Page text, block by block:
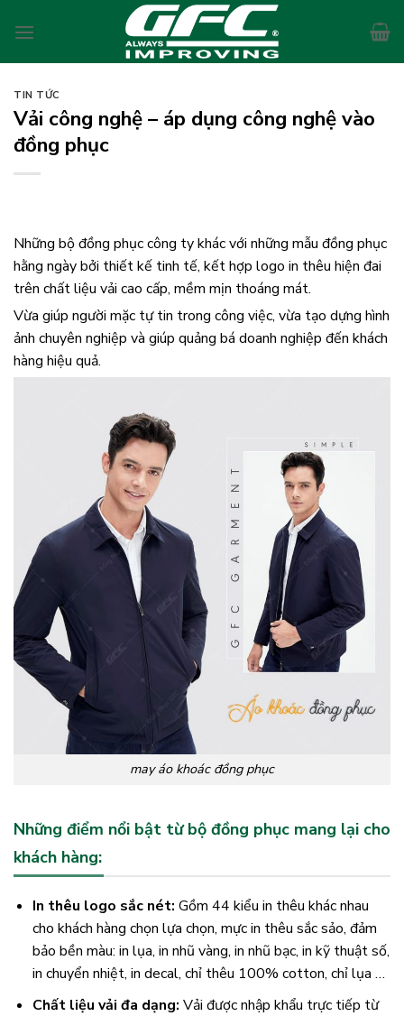
TIN TỨC
Vải công nghệ – áp dụng công nghệ vào
đồng phục
Những bộ đồng phục công ty khác với những mẫu đồng phục
hằng ngày bởi thiết kế tinh tế, kết hợp logo in thêu hiện đai
trên chất liệu vải cao cấp, mềm mịn thoáng mát.
Vừa giúp người mặc tự tin trong công việc, vừa tạo dựng hình
ảnh chuyên nghiệp và giúp quảng bá doanh nghiệp đến khách
hàng hiệu quả.
may áo khoác đồng phục
Những điểm nổi bật từ bộ đồng phục mang lại cho
khách hàng:
In thêu logo sắc nét: Gồm 44 kiểu in thêu khác nhau
cho khách hàng chọn lựa chọn, mực in thêu sắc sảo, đảm
bảo bền màu: in lụa, in nhũ vàng, in nhũ bạc, in kỹ thuật số,
in chuyển nhiệt, in decal, chỉ thêu 100% cotton, chỉ lụa …
Chất liệu vải đa dạng: Vải được nhập khẩu trực tiếp từ